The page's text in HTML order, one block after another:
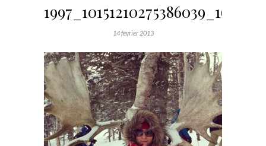
14 février 2013